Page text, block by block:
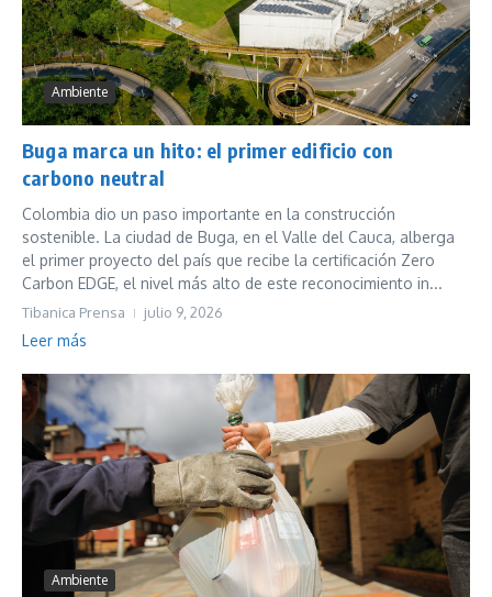
Ambiente
Buga marca un hito: el primer edificio con
carbono neutral
Colombia dio un paso importante en la construcción
sostenible. La ciudad de Buga, en el Valle del Cauca, alberga
el primer proyecto del país que recibe la certificación Zero
Carbon EDGE, el nivel más alto de este reconocimiento in...
Tibanica Prensa julio 9, 2026
Leer más
Ambiente